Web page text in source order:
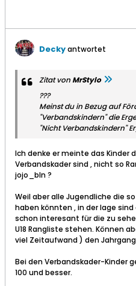
Deckyantwortet
Zitat vonMrStylo
???
Meinst du in Bezug auf
"Verbandskindern" die
"Nicht Verbandskindern"
Ich denke er meinte das Kinder
Verbandskader sind , nicht so
jojo_bln ?
Weil aber alle Jugendliche die
haben könnten , in der lage sind
schon interesant für die zu
U18 Rangliste stehen. Können
viel Zeitaufwand ) den
Bei den Verbandskader-Kinder
100 und besser.